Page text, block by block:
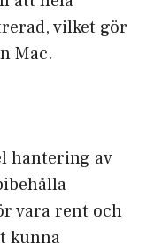
vilket gör
Mac.
hantering av
vara rent och
kunna